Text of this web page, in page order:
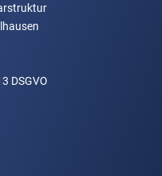
DSGVO